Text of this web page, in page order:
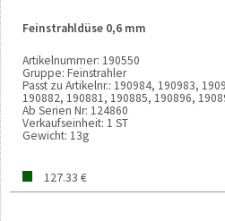
Feinstrahldüse 0,6 mm
Artikelnummer: 190550
Gruppe: Feinstrahler
Passt zu Artikelnr.: 190984, 190983,
190882, 190881, 190885, 190896,
Ab Serien Nr: 124860
Verkaufseinheit: 1 ST
Gewicht: 13g
127.33 €